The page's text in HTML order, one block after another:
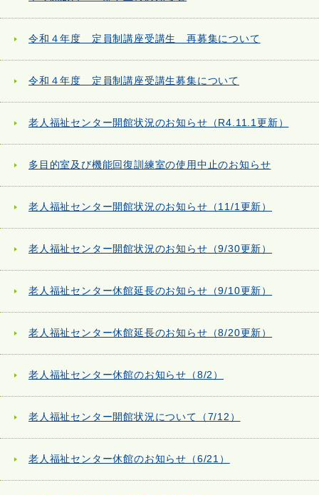
令和４年度 定員制講座受講生 再募集について
令和４年度 定員制講座受講生募集について
老人福祉センター開館状況のお知らせ（R4.11.1更新）
多目的室及び機能回復訓練室の使用中止のお知らせ
老人福祉センター開館状況のお知らせ（11/1更新）
老人福祉センター開館状況のお知らせ（9/30更新）
老人福祉センター休館延長のお知らせ（9/10更新）
老人福祉センター休館延長のお知らせ（8/20更新）
老人福祉センター休館のお知らせ（8/2）
老人福祉センター開館状況について（7/12）
老人福祉センター休館のお知らせ（6/21）